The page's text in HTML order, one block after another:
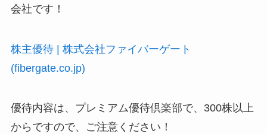
会社です！
株主優待 | 株式会社ファイバーゲート
(fibergate.co.jp)
優待内容は、プレミアム優待倶楽部で、300株以上
からですので、ご注意ください！